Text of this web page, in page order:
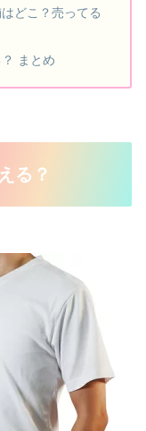
どこ？売ってる
まとめ
る？